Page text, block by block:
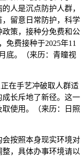
人是沉点防护人群，
留意日常防护，科学
策，接种分免费和公
免费接种于2025年11
底。（来历：青瞳视
在手艺冲破取人群适
长斥地了新径。这一
使用。（来历：日照
按照本身现实环境对
，具体办事环境请以